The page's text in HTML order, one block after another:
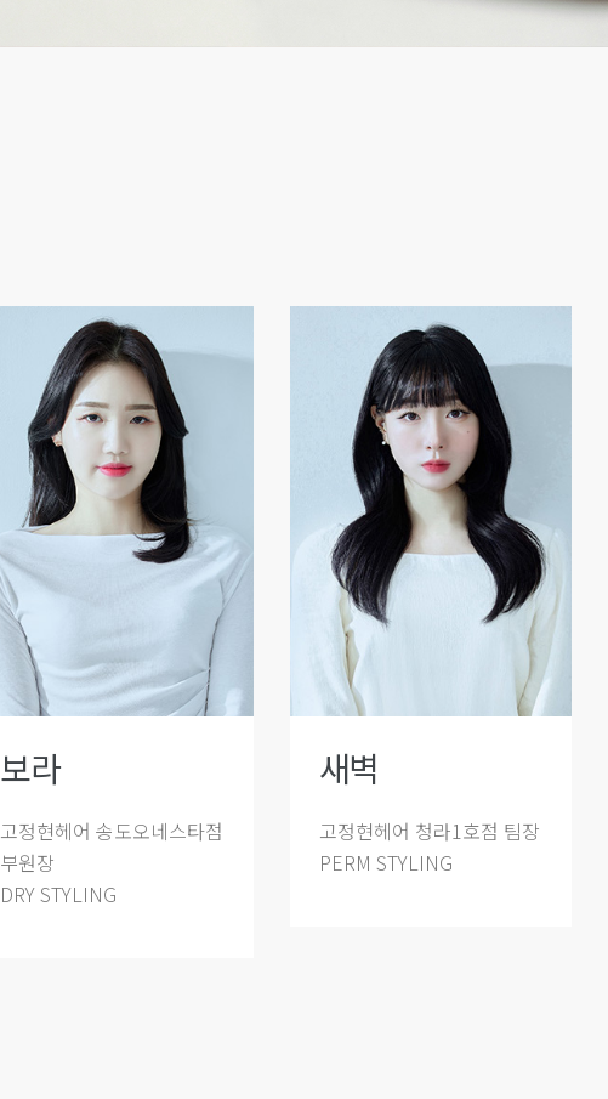
보라
고정현헤어 송도오네스타점
부원장
DRY STYLING
새벽
고정현헤어 청라1호점 팀장
PERM STYLING